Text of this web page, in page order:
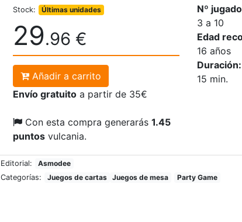
Stock: Últimas unidades
29.96 €
Añadir a carrito
Envío gratuito a partir de 35€
Con esta compra generarás 1.45
puntos vulcania.
Nº
3 a 10
Edad
16 años
Duración:
15 min.
Editorial:
Asmodee
Categorías:
Juegos de cartas Juegos de mesa Party Game